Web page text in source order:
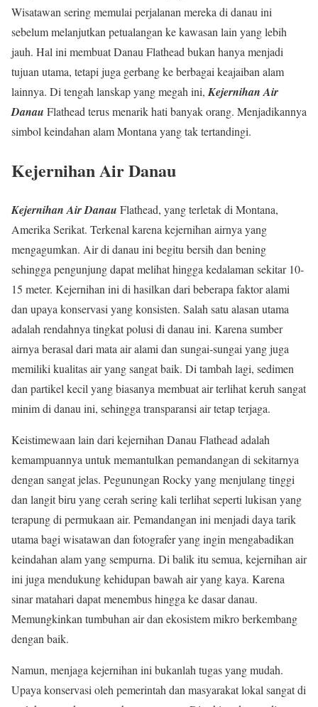
Wisatawan sering memulai perjalanan mereka di danau ini
sebelum melanjutkan petualangan ke kawasan lain yang lebih
jauh. Hal ini membuat Danau Flathead bukan hanya menjadi
tujuan utama, tetapi juga gerbang ke berbagai keajaiban alam
lainnya. Di tengah lanskap yang megah ini, Kejernihan Air
Danau Flathead terus menarik hati banyak orang. Menjadikannya
simbol keindahan alam Montana yang tak tertandingi.
Kejernihan Air Danau
Kejernihan Air Danau Flathead, yang terletak di Montana,
Amerika Serikat. Terkenal karena kejernihan airnya yang
mengagumkan. Air di danau ini begitu bersih dan bening
sehingga pengunjung dapat melihat hingga kedalaman sekitar 10-
15 meter. Kejernihan ini di hasilkan dari beberapa faktor alami
dan upaya konservasi yang konsisten. Salah satu alasan utama
adalah rendahnya tingkat polusi di danau ini. Karena sumber
airnya berasal dari mata air alami dan sungai-sungai yang juga
memiliki kualitas air yang sangat baik. Di tambah lagi, sedimen
dan partikel kecil yang biasanya membuat air terlihat keruh sangat
minim di danau ini, sehingga transparansi air tetap terjaga.
Keistimewaan lain dari kejernihan Danau Flathead adalah
kemampuannya untuk memantulkan pemandangan di sekitarnya
dengan sangat jelas. Pegunungan Rocky yang menjulang tinggi
dan langit biru yang cerah sering kali terlihat seperti lukisan yang
terapung di permukaan air. Pemandangan ini menjadi daya tarik
utama bagi wisatawan dan fotografer yang ingin mengabadikan
keindahan alam yang sempurna. Di balik itu semua, kejernihan air
ini juga mendukung kehidupan bawah air yang kaya. Karena
sinar matahari dapat menembus hingga ke dasar danau.
Memungkinkan tumbuhan air dan ekosistem mikro berkembang
dengan baik.
Namun, menjaga kejernihan ini bukanlah tugas yang mudah.
Upaya konservasi oleh pemerintah dan masyarakat lokal sangat di